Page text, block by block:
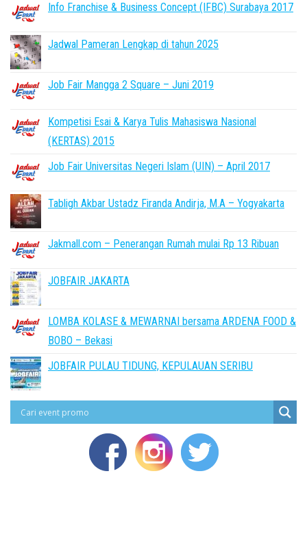
Info Franchise & Business Concept (IFBC) Surabaya 2017
Jadwal Pameran Lengkap di tahun 2025
Job Fair Mangga 2 Square – Juni 2019
Kompetisi Esai & Karya Tulis Mahasiswa Nasional
(KERTAS) 2015
Job Fair Universitas Negeri Islam (UIN) – April 2017
Tabligh Akbar Ustadz Firanda Andirja, M.A – Yogyakarta
Jakmall.com – Penerangan Rumah mulai Rp 13 Ribuan
JOBFAIR JAKARTA
LOMBA KOLASE & MEWARNAI bersama ARDENA FOOD &
BOBO – Bekasi
JOBFAIR PULAU TIDUNG, KEPULAUAN SERIBU